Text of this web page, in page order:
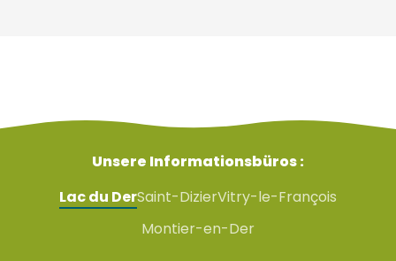
Unsere Informationsbüros :
Lac du DerSaint-DizierVitry-le-François
Montier-en-Der